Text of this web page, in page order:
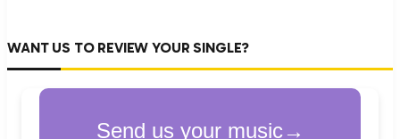
WANT US TO REVIEW YOUR SINGLE?